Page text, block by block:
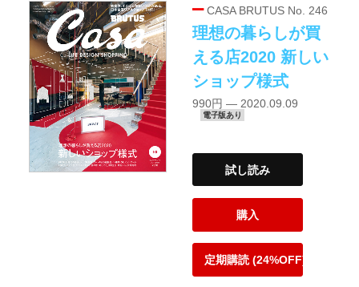
CASA BRUTUS No. 246
理想の暮らしが買
える店2020 新しい
ショップ様式
990円 — 2020.09.09
電子版あり
試し読み
購入
定期購読 (24%OFF)